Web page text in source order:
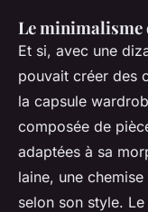
Le minimalisme
Et si, avec une
pouvait créer des
la capsule
composée de
adaptées à sa
laine, une
selon son style.